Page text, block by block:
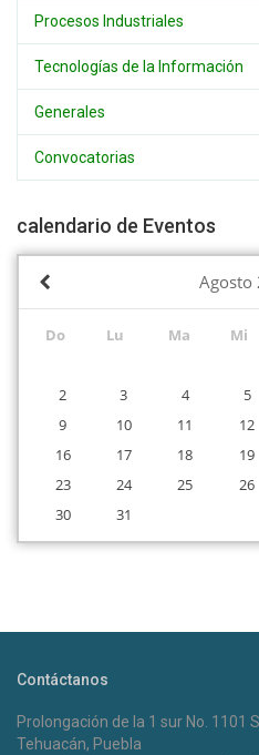
Procesos Industriales
Tecnologías de la Información
Generales
Convocatorias
calendario de Eventos
Agosto
Do Lu Ma Mi
2
3 4 5
9
10 11 12
16
17 18 19
23
24 25 26
30
31
Contáctanos
Prolongación de la 1 sur No. 1101
Tehuacán, Puebla